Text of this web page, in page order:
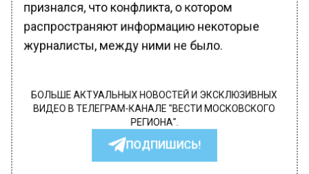
признался, что конфликта, о котором
распространяют информацию некоторые
журналисты, между ними не было.
БОЛЬШЕ АКТУАЛЬНЫХ НОВОСТЕЙ И ЭКСКЛЮЗИВНЫХ
ВИДЕО В ТЕЛЕГРАМ-КАНАЛЕ "ВЕСТИ МОСКОВСКОГО
РЕГИОНА".
ПОДПИШИСЬ!